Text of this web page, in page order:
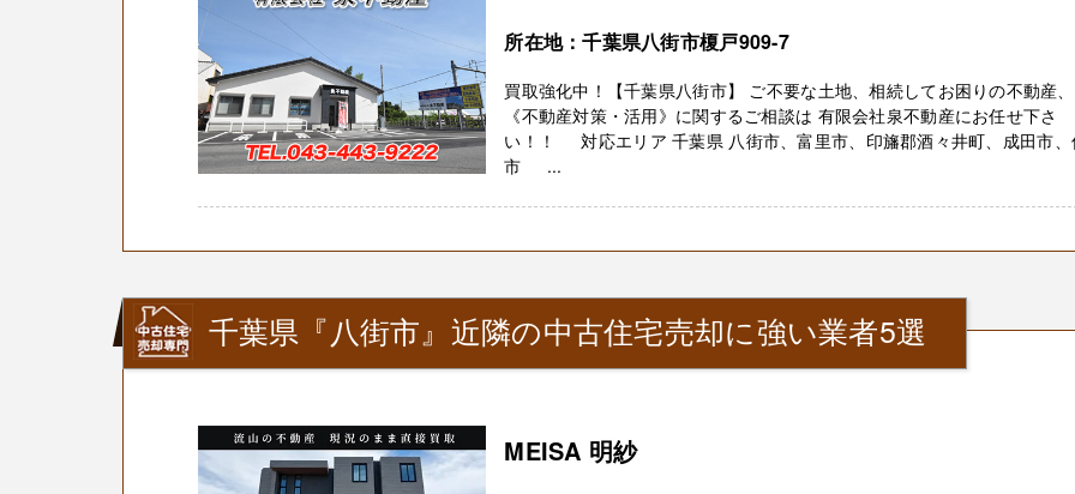
所在地：千葉県八街市榎戸909-7
買取強化中！【千葉県八街市】 ご不要な土地、相続してお困りの不動産、
《不動産対策・活用》に関するご相談は 有限会社泉不動産にお任せ下さ
い！！ 対応エリア 千葉県 八街市、富里市、印旛郡酒々井町、成田市、
市 ...
千葉県『八街市』近隣の中古住宅売却に強い業者5選
MEISA 明紗